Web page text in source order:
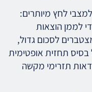
לחץ מיותרים:
לממן הוצאות
לסכום גדול,
בסיס תחזית אופטימית
תזרימי מקשה